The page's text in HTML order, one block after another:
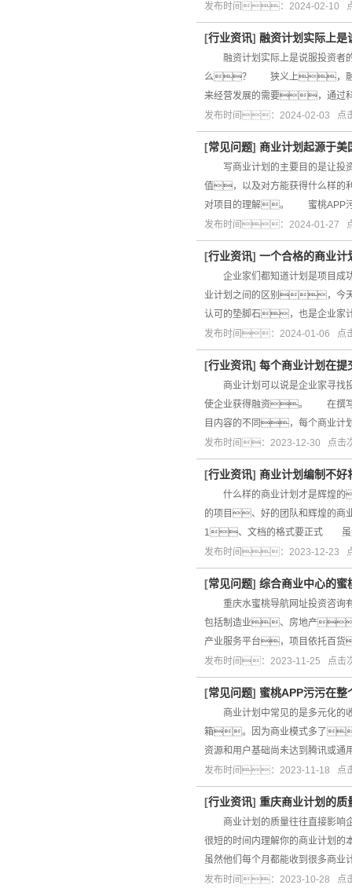
发布时间：2024-02-10
[行业资讯] 融资计划实际上是
融资计划实际上是说服投资
么？ 狭义上，融资
来经营发展的需要，通
发布时间：2024-02-03
[常见问题] 商业计划起源于
写商业计划的主要目的是让投
值，以及对方能获得什么样
对项目的理解。 蜜桃
发布时间：2024-01-27
[行业资讯] 一个合格的商业计
企业家们都知道计划是项目成
业计划之间的区别，今
认可的垫脚石，也是企业家
发布时间：2024-01-06 点
[行业资讯] 每个商业计划在提
商业计划可以说是企业家寻找
使企业获得融资。 在撰写
目内容的不同，每个商业计
发布时间：2023-12-30 点
[行业资讯] 商业计划编制不好
什么样的商业计划才是辉煌的
的项目、好的团队和辉煌的
1、文档的格式要正式 虽
发布时间：2023-12-23
[常见问题] 综合商业中心的
重庆水蜜桃导航网址投资咨询有
包括制造业、房地产
产业服务平台，项目依托
发布时间：2023-11-25 点
[常见问题] 蜜桃APP污污在整
商业计划中常见的是多元化的
箱。因为商业模式多了
资源和用户基础尚未达到腾讯或
发布时间：2023-11-18 点
[行业资讯] 重庆商业计划的质
商业计划的质量往往直接影响
很短的时间内理解你的商业计
虽然他们每个月都能收到很多商业
发布时间：2023-10-28